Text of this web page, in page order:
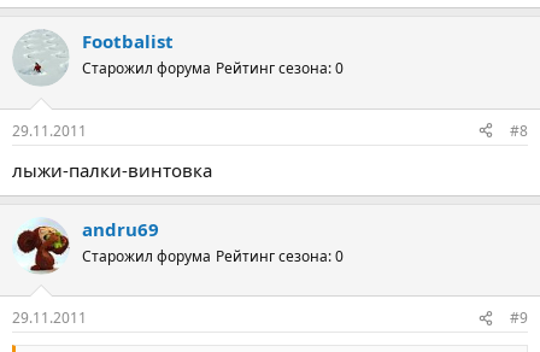
Footbalist
Старожил форума Рейтинг сезона: 0
29.11.2011 #8
лыжи-палки-винтовка
andru69
Старожил форума Рейтинг сезона: 0
29.11.2011 #9